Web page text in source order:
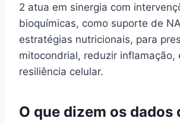
2 atua em sinergia com
bioquímicas, como suporte de
estratégias nutricionais, para
mitocondrial, reduzir inflamação,
resiliência celular.
O que dizem os dados